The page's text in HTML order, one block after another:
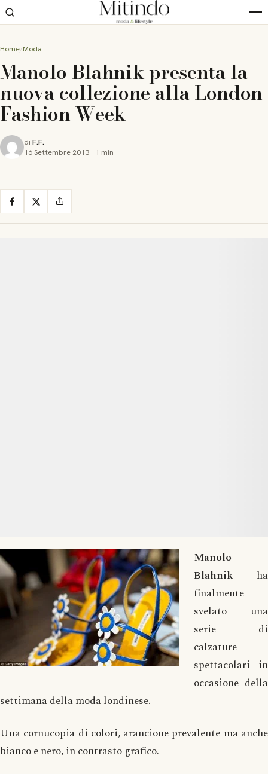
Home Moda
Manolo Blahnik presenta la
nuova collezione alla London
Fashion Week
di F.F.
16 Settembre 2013 · 1 min
Manolo
Blahnik ha
finalmente
svelato una
serie di
calzature
spettacolari in
occasione della
settimana della moda londinese.
Una cornucopia di colori, arancione prevalente ma anche
bianco e nero, in contrasto grafico.